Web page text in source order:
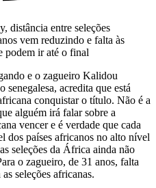
distância entre seleções
vem reduzindo e falta às
podem ir até o final
e o zagueiro Kalidou
acredita que está
conquistar o título. Não é a
alguém irá falar sobre a
vencer e é verdade que cada
dos países africanos no alto nível
seleções da África ainda não
o zagueiro, de 31 anos, falta
seleções africanas.